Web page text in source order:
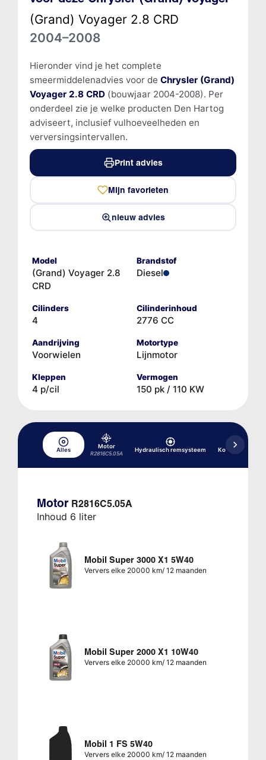
(Grand) Voyager 2.8 CRD
2004–2008
Hieronder vind je het complete
smeermiddelenadvies voor de Chrysler (Grand)
Voyager 2.8 CRD(bouwjaar 2004-2008). Per
onderdeel zie je welke producten Den Hartog
adviseert, inclusief vulhoeveelheden en
verversingsintervallen.
Print advies
Mijn favorieten
nieuw advies
Model
(Grand) Voyager 2.8
CRD
Brandstof
Diesel
Cilinders
4
Cilinderinhoud
2776 CC
Aandrijving
Voorwielen
Motortype
Lijnmotor
Kleppen
4 p/cil
Vermogen
150 pk / 110 KW
Alles
Motor
R2816C5.05A
Hydraulisch remsysteem Koelsysteem
Motor R2816C5.05A
Inhoud 6 liter
Mobil Super 3000 X1 5W40
Ververs elke 20000 km/ 12 maanden
Mobil Super 2000 X1 10W40
Ververs elke 20000 km/ 12 maanden
Mobil 1 FS 5W40
Ververs elke 20000 km/ 12 maanden